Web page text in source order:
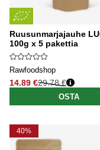
Ruusunmarjajauhe
100g x 5 pakettia
Rawfoodshop
14.89 €
Normaali hinta
29.78 €
OSTA
40%